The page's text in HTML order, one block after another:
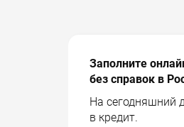
Заполните
без справок в
На сегодняшний
в кредит.